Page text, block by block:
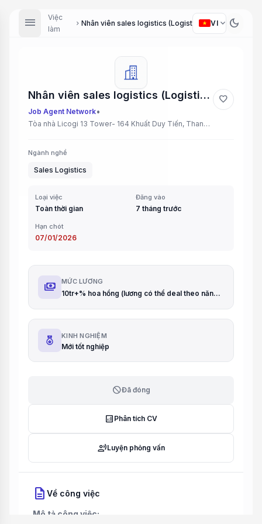
menu
Việc
làm
chevron_right Nhân viên sales logistics (Logistics Sales Staff)
VI expand_more dark_mode
Nhân viên sales logistics (Logistics Sales Staff)
Job Agent Network•
Tòa nhà Licogi 13 Tower- 164 Khuất Duy Tiến, Thanh Xuân, Hà Nội
favorite
Ngành nghề
Sales Logistics
Loại việc
Toàn thời gian
Đăng vào
7 tháng trước
Hạn chót
07/01/2026
payments MỨC LƯƠNG
10tr+% hoa hồng (lương có thể deal theo năng lực)
KINH NGHIỆM
Mới tốt nghiệp
blockĐã đóng
analytics Phân tích CV
record_voice_overLuyện phỏng vấn
description Về công việc
Mô tả công việc: